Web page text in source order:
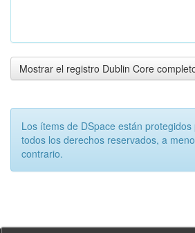
Mostrar el registro Dublin Core
Los ítems de DSpace están
todos los derechos reservados, a
contrario.